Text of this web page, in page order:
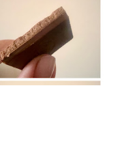
forma líquida em
Composição
q.s....